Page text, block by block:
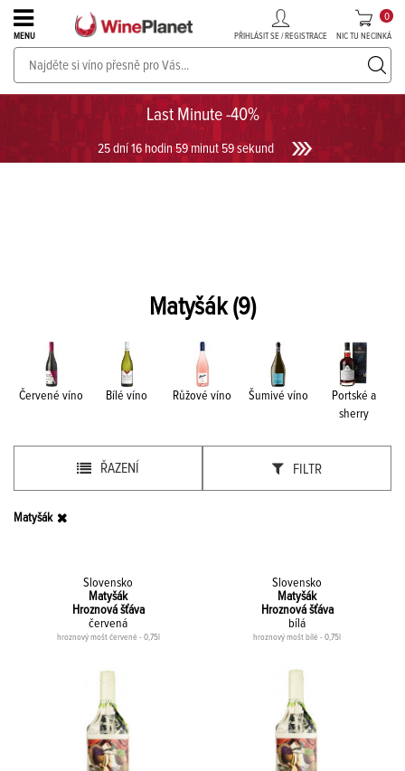
Last Minute -40%
25 dní 16 hodin 59 minut 59 sekund
MENU PŘIHLÁSIT SE / REGISTRACE NIC TU NECINKÁ
0
PROSECCO v akci až do -30%!UKÁZAT PROSECCO
Matyšák(9)
Červené víno Bílé víno Růžové víno Šumivé víno
Portské a
sherry
ŘAZENÍ FILTR
Matyšák
Slovensko
Matyšák
Hroznová šťáva
červená
hroznový mošt červené - 0,75l
Slovensko
Matyšák
Hroznová šťáva
bílá
hroznový mošt bílé - 0,75l